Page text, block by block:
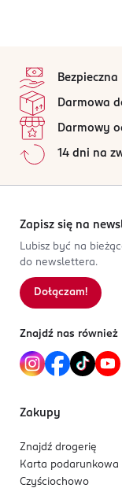
Bezpieczna
Darmowa
Darmowy
14 dni na
Zapisz się na
Lubisz być na
do newslettera.
Dołączam!
Znajdź nas również
Zakupy
Znajdź drogerię
Karta podarunkowa
Czyściochowo